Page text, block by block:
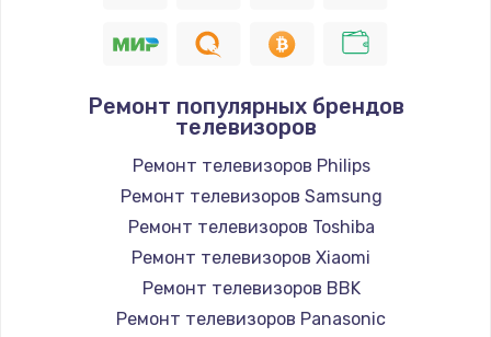
Заказать
Программный ремонт/прошивка
Замена Bluetooth/Wi-Fi модуля
Заказать
Ремонт популярных брендов
телевизоров
Ремонт телевизоров Philips
Ремонт телевизоров Samsung
Ремонт телевизоров Toshiba
Ремонт телевизоров Xiaomi
Ремонт телевизоров BBK
Ремонт телевизоров Panasonic